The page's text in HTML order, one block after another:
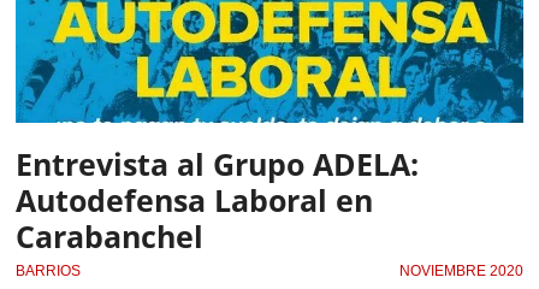
Entrevista al Grupo ADELA:
Autodefensa Laboral en
Carabanchel
BARRIOS NOVIEMBRE 2020